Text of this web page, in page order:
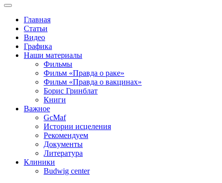
открыть
Главная
Статьи
Видео
Графика
Наши материалы
Фильмы
Фильм «Правда о раке»
Фильм «Правда о вакцинах»
Борис Гринблат
Книги
Важное
GcMaf
Истории исцеления
Рекомендуем
Документы
Литература
Клиники
Budwig center